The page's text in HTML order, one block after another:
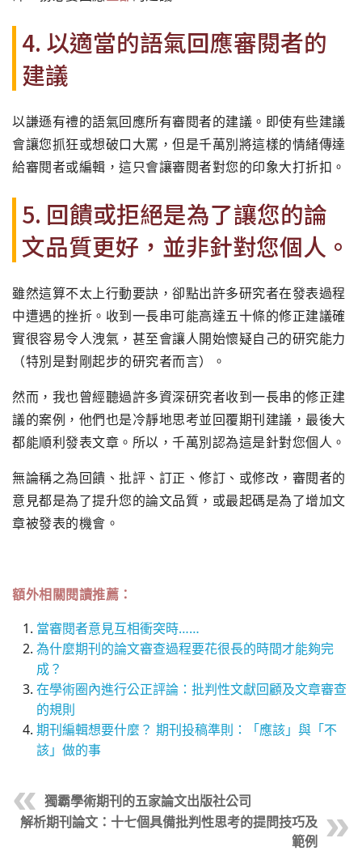
4. 以適當的語氣回應審閱者的
建議
以謙遜有禮的語氣回應所有審閱者的建議。即使有些建議
會讓您抓狂或想破口大罵，但是千萬別將這樣的情緒傳達
給審閱者或編輯，這只會讓審閱者對您的印象大打折扣。
5. 回饋或拒絕是為了讓您的論
文品質更好，並非針對您個人。
雖然這算不太上行動要訣，卻點出許多研究者在發表過程
中遭遇的挫折。收到一長串可能高達五十條的修正建議確
實很容易令人洩氣，甚至會讓人開始懷疑自己的研究能力
（特別是對剛起步的研究者而言）。
然而，我也曾經聽過許多資深研究者收到一長串的修正建
議的案例，他們也是冷靜地思考並回覆期刊建議，最後大
都能順利發表文章。所以，千萬別認為這是針對您個人。
無論稱之為回饋、批評、訂正、修訂、或修改，審閱者的
意見都是為了提升您的論文品質，或最起碼是為了增加文
章被發表的機會。
額外相關閱讀推薦：
當審閱者意見互相衝突時……
為什麼期刊的論文審查過程要花很長的時間才能夠完
成？
在學術圈內進行公正評論：批判性文獻回顧及文章審查
的規則
期刊編輯想要什麼？ 期刊投稿準則：「應該」與「不
該」做的事
獨霸學術期刊的五家論文出版社公司
解析期刊論文：十七個具備批判性思考的提問技巧及
範例